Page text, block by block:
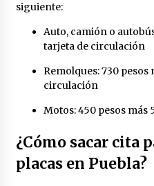
siguiente:
Auto, camión o
tarjeta de circulación
Remolques: 730 pesos
circulación
Motos: 450 pesos
¿Cómo sacar cita
placas en Puebla?